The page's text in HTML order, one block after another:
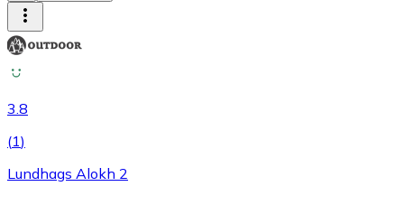
3.8
(1)
Lundhags Alokh 2